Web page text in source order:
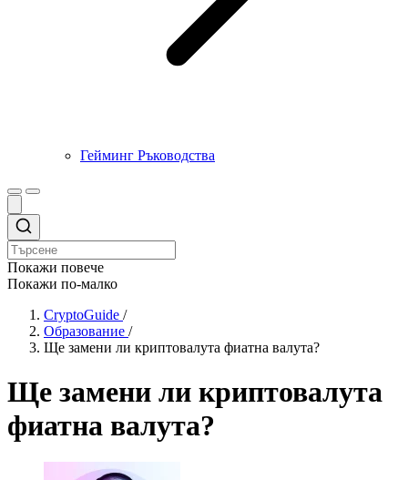
Гейминг Ръководства
Покажи повече
Покажи по-малко
CryptoGuide /
Образование /
Ще замени ли криптовалута фиатна валута?
Ще замени ли криптовалута
фиатна валута?